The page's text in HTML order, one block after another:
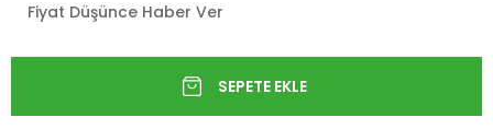
Fiyat Düşünce Haber Ver